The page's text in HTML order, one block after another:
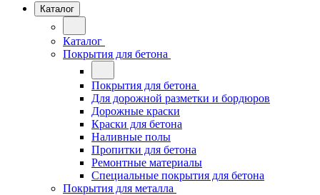
Каталог
Каталог
Покрытия для бетона
Покрытия для бетона
Для дорожной разметки и бордюров
Дорожные краски
Краски для бетона
Наливные полы
Пропитки для бетона
Ремонтные материалы
Специальные покрытия для бетона
Покрытия для металла